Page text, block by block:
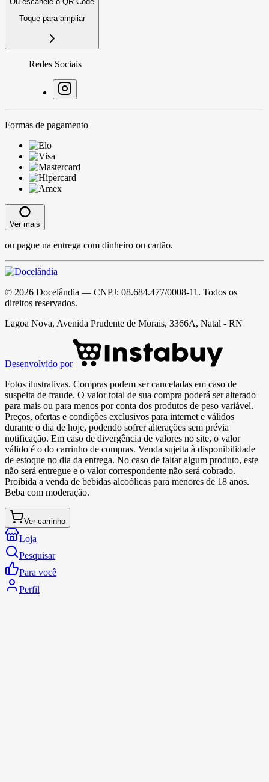
Toque para ampliar
Redes Sociais
Formas de pagamento
Ver mais
ou pague na entrega com dinheiro ou cartão.
© 2026 Docelândia — CNPJ: 08.684.477/0008-11 . Todos os
direitos reservados.
Lagoa Nova, Avenida Prudente de Morais, 3366A, Natal - RN
Desenvolvido por
Fotos ilustrativas. Compras podem ser canceladas em caso de
suspeita de fraude. O valor total de sua compra poderá ser alterado
para mais ou para menos por conta dos produtos de peso variável.
Preços, ofertas e condições exclusivos para internet e válidos
durante o dia de hoje, podendo sofrer alterações sem prévia
notificação. Em caso de divergência de valores no site, o valor
válido é o do carrinho de compras. Venda sujeita à disponibilidade
de estoque no dia da entrega. No caso de faltar algum produto, este
não será entregue e o valor correspondente não será cobrado.
Proibida a venda de bebidas alcoólicas para menores de 18 anos.
Beba com moderação.
Ver carrinho
Loja
Pesquisar
Para você
Perfil